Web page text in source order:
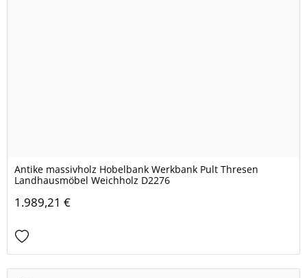
Antike massivholz Hobelbank Werkbank Pult Thresen
Landhausmöbel Weichholz D2276
1.989,21 €